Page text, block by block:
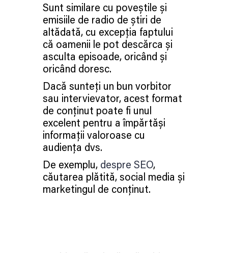
Sunt similare cu poveștile și
emisiile de radio de știri de
altădată, cu excepția faptului
că oamenii le pot descărca și
asculta episoade, oricând și
oricând doresc.
Dacă sunteți un bun vorbitor
sau intervievator, acest format
de conținut poate fi unul
excelent pentru a împărtăși
informații valoroase cu
audiența dvs.
De exemplu, despre SEO,
căutarea plătită, social media și
marketingul de conținut.